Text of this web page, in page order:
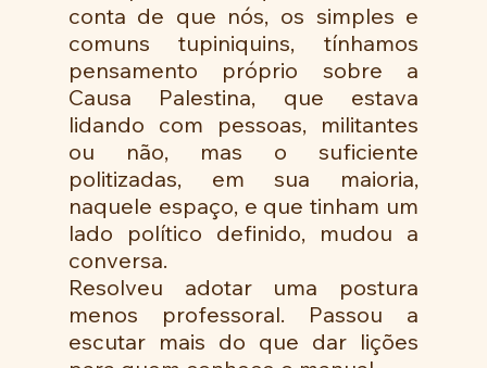
conta de que nós, os simples e
comuns tupiniquins, tínhamos
pensamento próprio sobre a
Causa Palestina, que estava
lidando com pessoas, militantes
ou não, mas o suficiente
politizadas, em sua maioria,
naquele espaço, e que tinham um
lado político definido, mudou a
conversa.
Resolveu adotar uma postura
menos professoral. Passou a
escutar mais do que dar lições